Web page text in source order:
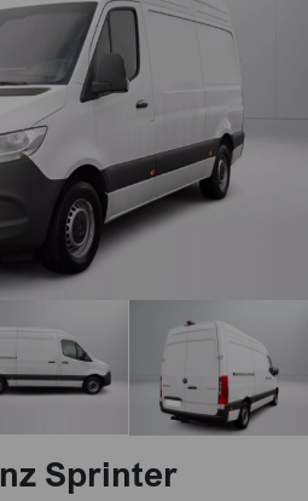
Sprinter